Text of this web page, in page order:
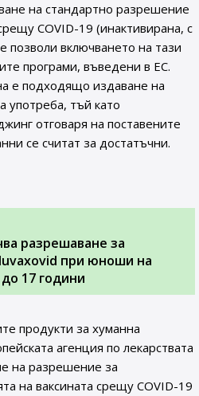
на стандартно разрешение
COVID-19 (инактивирана, с
позволи включването на тази
програми, въведени в ЕС.
е подходящо издаване на
употреба, тъй като
отговаря на поставените
се считат за достатъчни.
разрешаване за
при юноши на
17 години
продукти за хуманна
агенция по лекарствата
на разрешение за
на ваксината срещу COVID-19